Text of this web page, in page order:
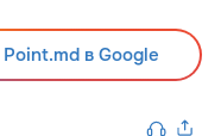
в Google